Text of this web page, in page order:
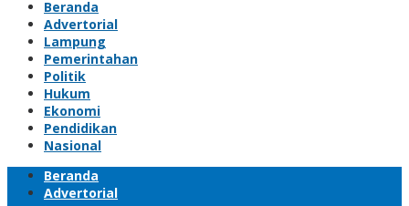
Beranda
Advertorial
Lampung
Pemerintahan
Politik
Hukum
Ekonomi
Pendidikan
Nasional
Beranda
Advertorial